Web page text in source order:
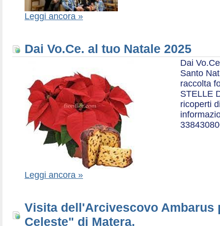
Leggi ancora »
Dai Vo.Ce. al tuo Natale 2025
Dai
Santo
raccolta
STELLE
ricoperti
Leggi ancora »
Visita dell'Arcivescovo Ambarus
Celeste" di Matera.